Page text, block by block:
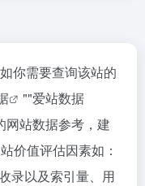
你需要查询该站的
""爱站数据
网站数据参考，建
价值评估因素如：
录以及索引量、用